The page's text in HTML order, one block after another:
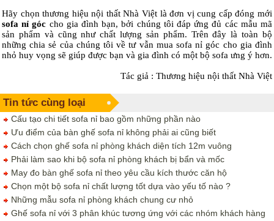
Hãy chọn thương hiệu nội thất Nhà Việt là đơn vị cung cấp đóng mới
sofa nỉ góc cho gia đình bạn, bởi chúng tôi đáp ứng đủ các mẫu mã
sản phẩm và cũng như chất lượng sản phẩm. Trên đây là toàn bộ
những chia sẻ của chúng tôi về tư vẫn mua sofa nỉ góc cho gia đình
nhỏ huy vọng sẽ giúp được bạn và gia đình có một bộ sofa ưng ý hơn.
Tác giả : Thương hiệu nội thất Nhà Việt
Tin tức cùng loại
Cấu tạo chi tiết sofa nỉ bao gồm những phần nào
Ưu điểm của bàn ghế sofa nỉ không phải ai cũng biết
Cách chọn ghế sofa nỉ phòng khách diện tích 12m vuông
Phải làm sao khi bộ sofa nỉ phòng khách bị bẩn và mốc
May đo bàn ghế sofa nỉ theo yêu cầu kích thước căn hộ
Chọn một bộ sofa nỉ chất lượng tốt dựa vào yếu tố nào ?
Những mẫu sofa nỉ phòng khách chung cư nhỏ
Ghế sofa nỉ với 3 phân khúc tương ứng với các nhóm khách hàng